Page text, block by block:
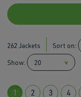
262 Jackets Sort on:
Show:
1 2 3 4